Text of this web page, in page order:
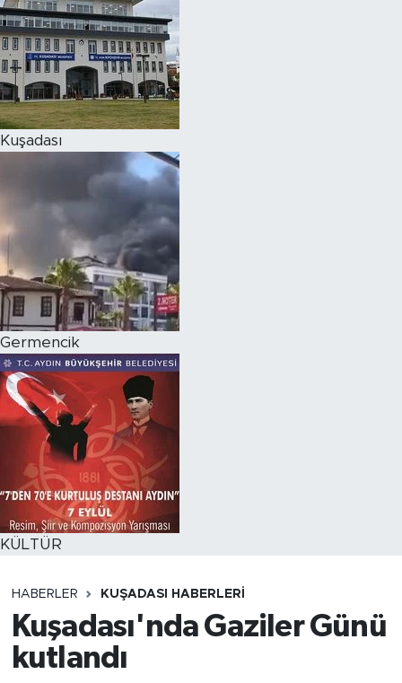
Kuşadası
Germencik
KÜLTÜR
HABERLER KUŞADASI HABERLERI
Kuşadası'nda Gaziler Günü
kutlandı